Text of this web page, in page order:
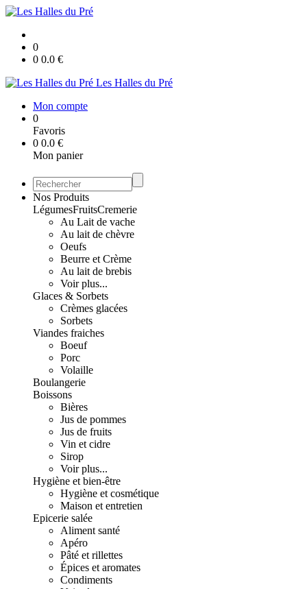
0
0 0.0 €
Les Halles du Pré
Mon compte
0
Favoris
0 0.0 €
Mon panier
Nos Produits
LégumesFruitsCremerie
Au Lait de vache
Au lait de chèvre
Oeufs
Beurre et Crème
Au lait de brebis
Voir plus...
Glaces & Sorbets
Crèmes glacées
Sorbets
Viandes fraiches
Boeuf
Porc
Volaille
Boulangerie
Boissons
Bières
Jus de pommes
Jus de fruits
Vin et cidre
Sirop
Voir plus...
Hygiène et bien-être
Hygiène et cosmétique
Maison et entretien
Epicerie salée
Aliment santé
Apéro
Pâté et rillettes
Épices et aromates
Condiments